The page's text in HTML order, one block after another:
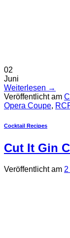
02
Juni
Weiterlesen →
Veröffentlicht am
Opera Coupe,
Cocktail Recipes
Cut It Gin
Veröffentlicht am